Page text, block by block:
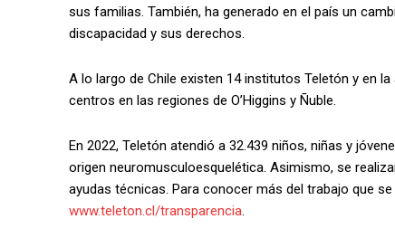
sus familias. También, ha generado en el país un
discapacidad y sus derechos.
A lo largo de Chile existen 14 institutos Teletón y en
centros en las regiones de O’Higgins y Ñuble.
En 2022, Teletón atendió a 32.439 niños, niñas y
origen neuromusculoesquelética. Asimismo, se
ayudas técnicas. Para conocer más del trabajo que
www.teleton.cl/transparencia.